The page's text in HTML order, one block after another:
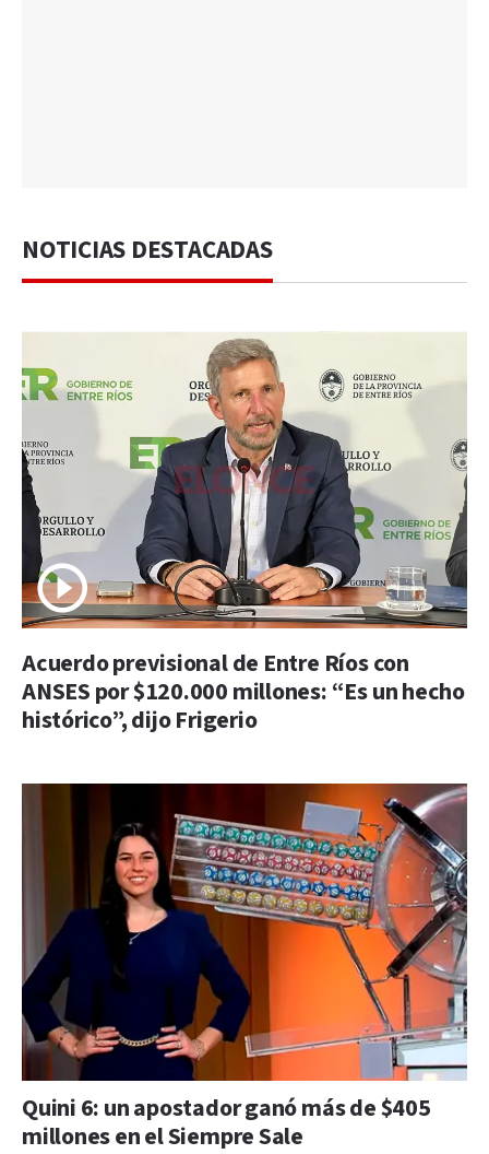
NOTICIAS DESTACADAS
Acuerdo previsional de Entre Ríos con
ANSES por $120.000 millones: “Es un hecho
histórico”, dijo Frigerio
Quini 6: un apostador ganó más de $405
millones en el Siempre Sale